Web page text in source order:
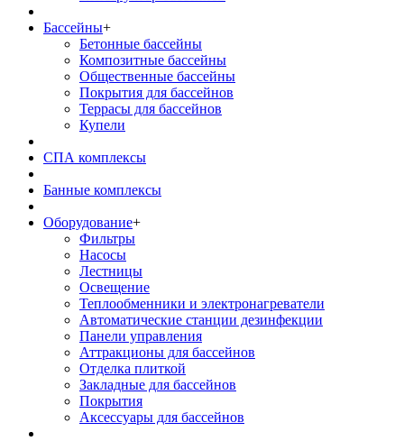
Бассейны+
Бетонные бассейны
Композитные бассейны
Общественные бассейны
Покрытия для бассейнов
Террасы для бассейнов
Купели
СПА комплексы
Банные комплексы
Оборудование+
Фильтры
Насосы
Лестницы
Освещение
Теплообменники и электронагреватели
Автоматические станции дезинфекции
Панели управления
Аттракционы для бассейнов
Отделка плиткой
Закладные для бассейнов
Покрытия
Аксессуары для бассейнов